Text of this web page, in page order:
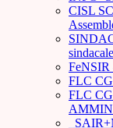
CISL
sindacale
FeNSIR
FLC
FLC